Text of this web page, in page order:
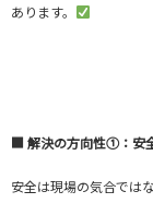
あります。
■ 解決の方向性①：安
安全は現場の気合では